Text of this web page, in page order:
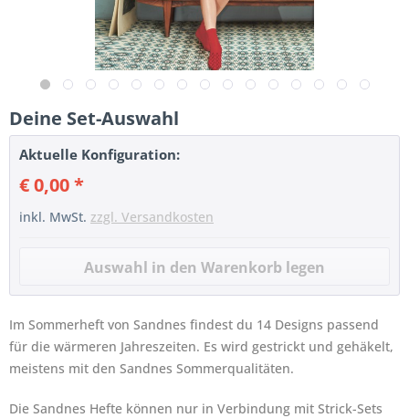
Deine Set-Auswahl
Aktuelle Konfiguration:
€ 0,00 *
inkl. MwSt. zzgl. Versandkosten
Im Sommerheft von Sandnes findest du 14 Designs passend
für die wärmeren Jahreszeiten. Es wird gestrickt und gehäkelt,
meistens mit den Sandnes Sommerqualitäten.
Die Sandnes Hefte können nur in Verbindung mit Strick-Sets